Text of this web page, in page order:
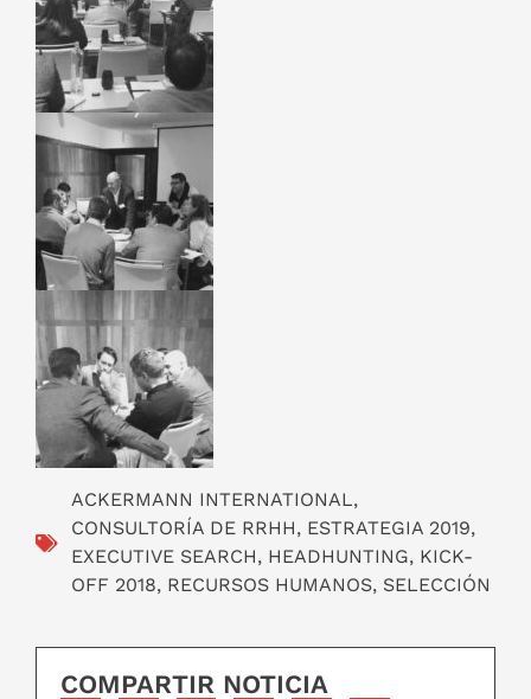
ACKERMANN INTERNATIONAL,
CONSULTORÍA DE RRHH, ESTRATEGIA 2019,
EXECUTIVE SEARCH, HEADHUNTING, KICK-
OFF 2018, RECURSOS HUMANOS, SELECCIÓN
COMPARTIR NOTICIA